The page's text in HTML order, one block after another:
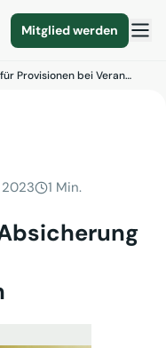
Mitglied werden
Provisionen bei Veran…
1 Min.